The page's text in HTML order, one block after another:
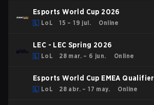
Esports World Cup 2026
LoL 15 – 19 jul. Online
LEC - LEC Spring 2026
LoL 28 mar. – 6 jun. Online
Esports World Cup EMEA Qualifier
LoL 28 abr. – 17 may. Online